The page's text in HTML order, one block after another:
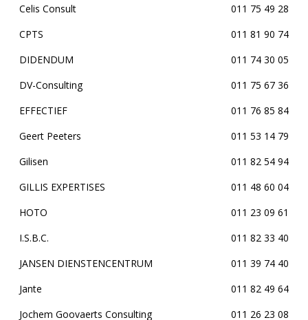
Celis Consult
011 75 49 28
CPTS
011 81 90 74
DIDENDUM
011 74 30 05
DV-Consulting
011 75 67 36
EFFECTIEF
011 76 85 84
Geert Peeters
011 53 14 79
Gilisen
011 82 54 94
GILLIS EXPERTISES
011 48 60 04
HOTO
011 23 09 61
I.S.B.C.
011 82 33 40
JANSEN DIENSTENCENTRUM
011 39 74 40
Jante
011 82 49 64
Jochem Goovaerts Consulting
011 26 23 08